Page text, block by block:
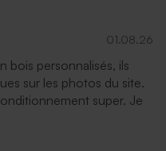
argent
01.08.26
bois personnalisés, ils
sur les photos du site.
super. Je